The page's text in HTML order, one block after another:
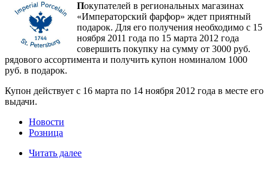
Покупателей в региональных магазинах
«Императорский фарфор» ждет приятный
подарок. Для его получения необходимо с 15
ноября 2011 года по 15 марта 2012 года
совершить покупку на сумму от 3000 руб.
рядового ассортимента и получить купон номиналом 1000
руб. в подарок.
Купон действует с 16 марта по 14 ноября 2012 года в месте его
выдачи.
Новости
Розница
Читать далее